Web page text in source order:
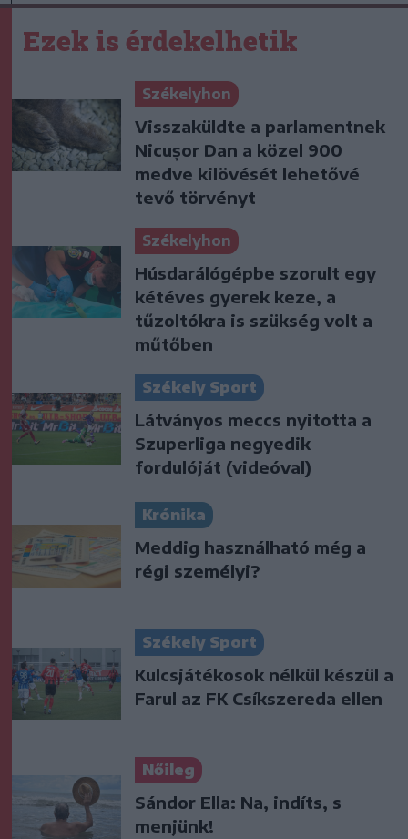
Ezek is érdekelhetik
Székelyhon
Visszaküldte a parlamentnek
Nicușor Dan a közel 900
medve kilövését lehetővé
tevő törvényt
Székelyhon
Húsdarálógépbe szorult egy
kétéves gyerek keze, a
tűzoltókra is szükség volt a
műtőben
Székely Sport
Látványos meccs nyitotta a
Szuperliga negyedik
fordulóját (videóval)
Krónika
Meddig használható még a
régi személyi?
Székely Sport
Kulcsjátékosok nélkül készül a
Farul az FK Csíkszereda ellen
Nőileg
Sándor Ella: Na, indíts, s
menjünk!